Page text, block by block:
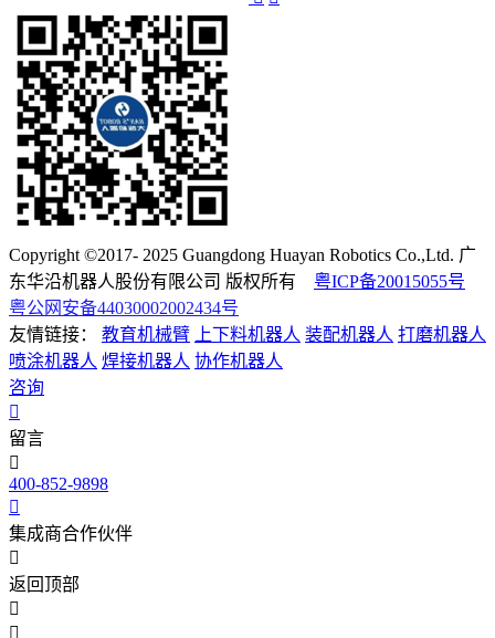
Copyright ©2017- 2025 Guangdong Huayan Robotics Co.,Ltd. 广
东华沿机器人股份有限公司 版权所有 粤ICP备20015055号
粤公网安备44030002002434号
友情链接：
教育机械臂 上下料机器人 装配机器人 打磨机器人
喷涂机器人 焊接机器人 协作机器人
咨询
留言
400-852-9898
集成商合作伙伴
返回顶部